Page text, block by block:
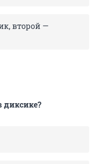
второй —
диксике?